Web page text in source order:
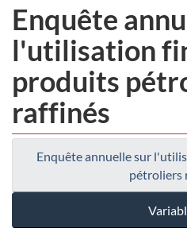
Enquête
l'utilisation
produits
raffinés
Enquête annuelle sur
pétroliers